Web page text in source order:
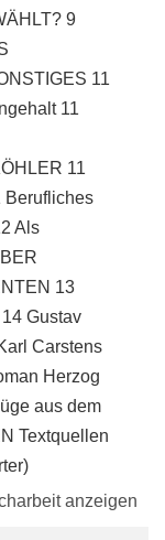
9
11
11
11
Berufliches
Als
13
Gustav
Carstens
Herzog
aus dem
Textquellen
anzeigen